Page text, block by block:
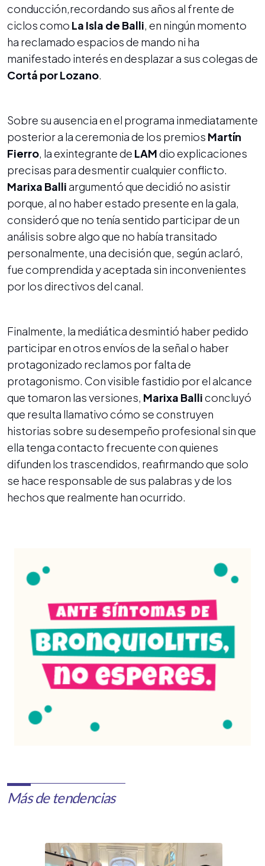
conducción,recordando sus años al frente de
ciclos como La Isla de Balli, en ningún momento
ha reclamado espacios de mando ni ha
manifestado interés en desplazar a sus colegas de
Cortá por Lozano.
Sobre su ausencia en el programa inmediatamente
posterior a la ceremonia de los premios Martín
Fierro, la exintegrante de LAMdio explicaciones
precisas para desmentir cualquier conflicto.
Marixa Balliargumentó que decidió no asistir
porque, al no haber estado presente en la gala,
consideró que no tenía sentido participar de un
análisis sobre algo que no había transitado
personalmente, una decisión que, según aclaró,
fue comprendida y aceptada sin inconvenientes
por los directivos del canal.
Finalmente, la mediática desmintió haber pedido
participar en otros envíos de la señal o haber
protagonizado reclamos por falta de
protagonismo. Con visible fastidio por el alcance
que tomaron las versiones, Marixa Balliconcluyó
que resulta llamativo cómo se construyen
historias sobre su desempeño profesional sin que
ella tenga contacto frecuente con quienes
difunden los trascendidos, reafirmando que solo
se hace responsable de sus palabras y de los
hechos que realmente han ocurrido.
Más de tendencias